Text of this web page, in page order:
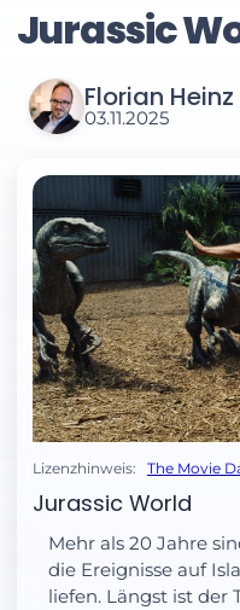
Jurassic
Florian Heinz
03.11.2025
Lizenzhinweis: The Movie
Jurassic World
Mehr als 20 Jahre
die Ereignisse auf
liefen. Längst ist der